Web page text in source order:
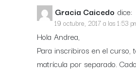
Gracia Caicedo dice:
19 octubre, 2017 a las 1:53
Hola Andrea,
Para inscribiros en el curso,
matrícula por separado.